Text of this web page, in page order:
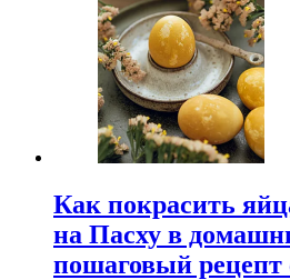
Как покрасить
на Пасху в
пошаговый рецепт